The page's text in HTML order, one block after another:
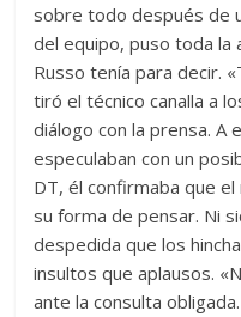
sobre todo después de
del equipo, puso toda la
Russo tenía para decir.
tiró el técnico canalla a
diálogo con la prensa. A
especulaban con un
DT, él confirmaba que
su forma de pensar. Ni
despedida que los
insultos que aplausos.
ante la consulta